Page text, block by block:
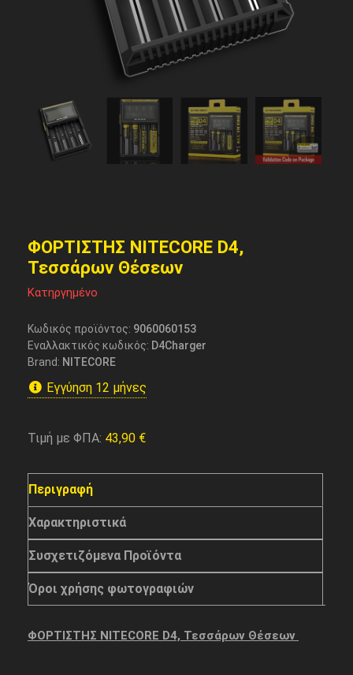
ΦΟΡΤΙΣΤΗΣ NITECORE D4,
Τεσσάρων Θέσεων
Κατηργημένο
Κωδικός προϊόντος: 9060060153
Εναλλακτικός κωδικός: D4Charger
Brand: NITECORE
Εγγύηση 12 μήνες
Τιμή με ΦΠΑ: 43,90 €
Περιγραφή
Χαρακτηριστικά
Συσχετιζόμενα Προϊόντα
Όροι χρήσης φωτογραφιών
ΦΟΡΤΙΣΤΗΣ NITECORE D4, Τεσσάρων Θέσεων